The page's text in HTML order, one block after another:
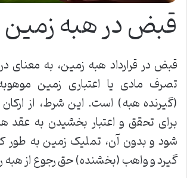
قبض در هبه زمین
قبض در قرارداد هبه زمین، به معنای
تصرف مادی یا اعتباری زمین
(گیرنده هبه) است. این شرط، از
برای تحقق و اعتبار بخشیدن به
شود و بدون آن، تملیک زمین به
گیرد و واهب (بخشنده) حق رجوع از هبه